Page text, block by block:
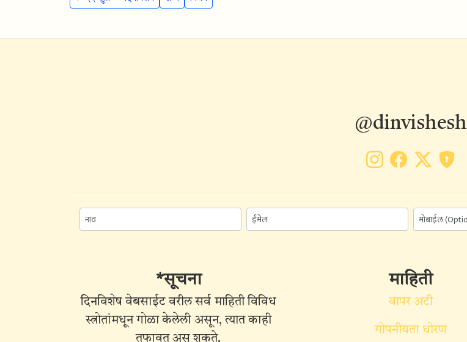
@dinvishesh
*सूचना
दिनविशेष वेबसाईट वरील सर्व माहिती विविध
स्त्रोतांमधून गोळा केलेली असून, त्यात काही
तफावत असू शकते.
माहिती
वापर अटी
गोपनीयता धोरण